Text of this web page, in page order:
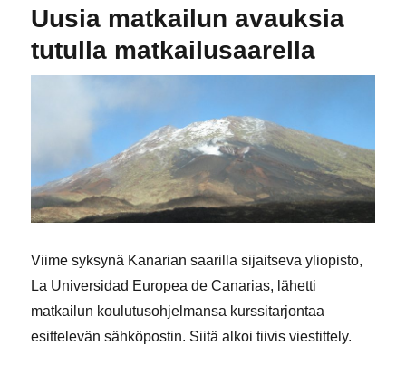
Uusia matkailun avauksia
tutulla matkailusaarella
Viime syksynä Kanarian saarilla sijaitseva yliopisto,
La Universidad Europea de Canarias, lähetti
matkailun koulutusohjelmansa kurssitarjontaa
esittelevän sähköpostin. Siitä alkoi tiivis viestittely.